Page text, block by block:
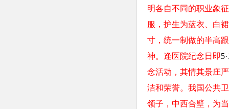
明各自不同的职业象
服，护生为蓝衣、白
寸，统一制做的半高
神。逢医院纪念日即
念活动，其情其景庄
洁和荣誉。我国公共
领子，中西合壁，为